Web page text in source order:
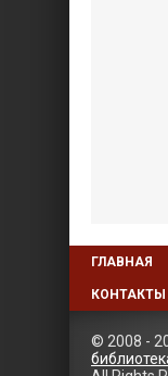
ГЛАВНАЯ
КОНТАКТЫ
© 2008 -